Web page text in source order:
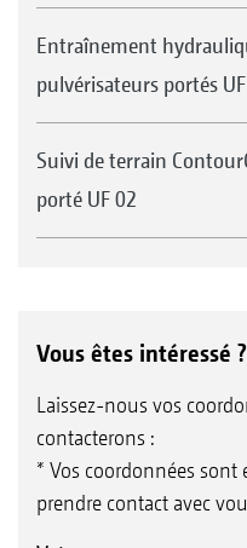
alors le levier vers la
souhaitée puis on
donc la fonction en
SmartCenter avec le
Vos avantages :
Remplissage très
Puissance
Alimentation en
une buse
pratique, logé dans
Entraînement
pulvérisateurs portés
Suivi de terrain
porté UF 02
Vous êtes intéressé ?
Laissez-nous vos
contacterons :
* Vos coordonnées
prendre contact avec